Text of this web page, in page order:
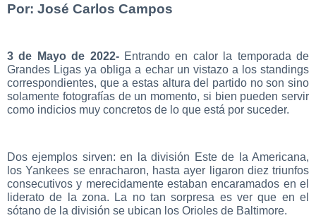
Por: José Carlos Campos
3 de Mayo de 2022- Entrando en calor la temporada de
Grandes Ligas ya obliga a echar un vistazo a los standings
correspondientes, que a estas altura del partido no son sino
solamente fotografías de un momento, si bien pueden servir
como indicios muy concretos de lo que está por suceder.
Dos ejemplos sirven: en la división Este de la Americana,
los Yankees se enracharon, hasta ayer ligaron diez triunfos
consecutivos y merecidamente estaban encaramados en el
liderato de la zona. La no tan sorpresa es ver que en el
sótano de la división se ubican los Orioles de Baltimore.